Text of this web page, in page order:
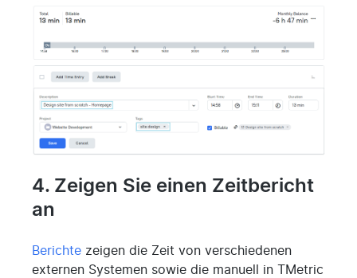
4. Zeigen Sie einen Zeitbericht
an
Berichte zeigen die Zeit von verschiedenen
externen Systemen sowie die manuell in TMetric